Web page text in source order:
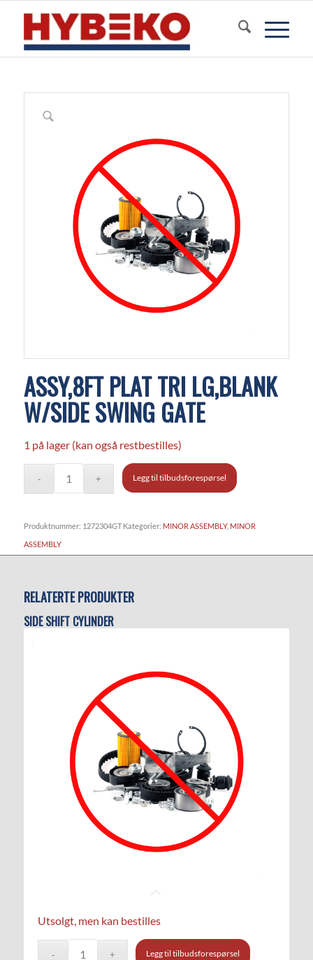
ASSY,8FT PLAT TRI LG,BLANK
W/SIDE SWING GATE
1 på lager (kan også restbestilles)
Legg til tilbudsforespørsel
Produktnummer: 1272304GT Kategorier: MINOR ASSEMBLY, MINOR
ASSEMBLY
RELATERTE PRODUKTER
SIDE SHIFT CYLINDER
Utsolgt, men kan bestilles
Legg til tilbudsforespørsel